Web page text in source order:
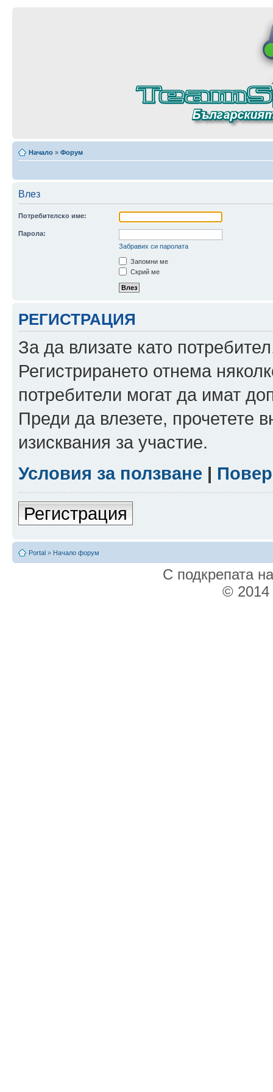
Начало » Форум
Влез
Потребителско име:
Парола:
Забравих си паролата
Запомни ме
Скрий ме
РЕГИСТРАЦИЯ
За да влизате като
Регистрирането отнема
потребители могат да имат
Преди да влезете, прочетете
изисквания за участие.
Условия за ползване |
Регистрация
Portal » Начало форум
С подкрепата
© 2014